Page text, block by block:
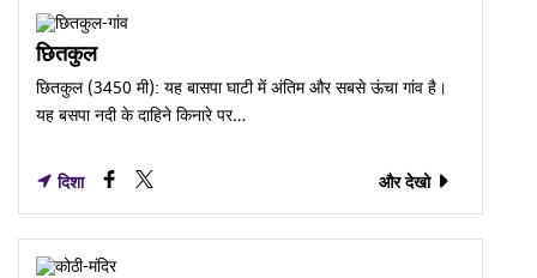
छितकुल
छितकुल (3450 मी): यह बासपा घाटी में अंतिम और सबसे ऊंचा गांव है।
यह बसपा नदी के दाहिने किनारे पर…
दिशा और देखो